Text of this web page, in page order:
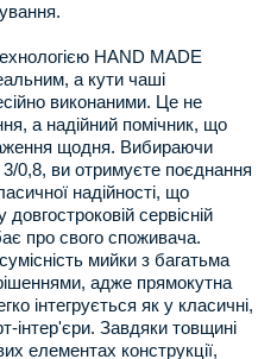
HAND MADE
а кути чаші
виконаними. Це не
а надійний помічник, що
щодня. Вибираючи
0,8, ви отримуєте поєднання
надійності, що
сервісній
про свого споживача.
мийки з багатьма
адже прямокутна
інтегрується як у класичні,
інтер'єри. Завдяки товщині
елементах конструкції,